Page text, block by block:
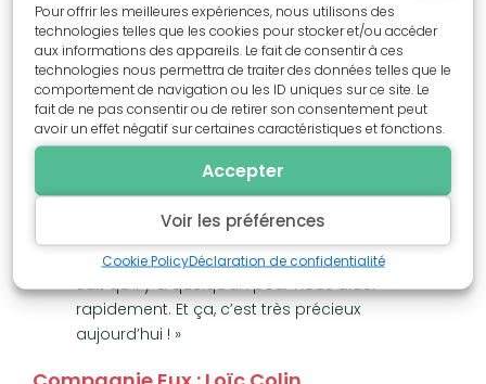
Pour offrir les meilleures expériences, nous utilisons des
technologies telles que les cookies pour stocker et/ou accéder
aux informations des appareils. Le fait de consentir à ces
technologies nous permettra de traiter des données telles que le
comportement de navigation ou les ID uniques sur ce site. Le
fait de ne pas consentir ou de retirer son consentement peut
avoir un effet négatif sur certaines caractéristiques et fonctions.
Accepter
Voir les préférences
Cookie PolicyDéclaration de confidentialité
«Ça me permet aussi de promouvoir mes
stages beaucoup plus facilement ! De
faire découvrir son art au-delà des gens
que l’on connaît, du petit milieu dans
lequel on travaille. La plateforme donne
une plus grande visibilité à mes activités. »
« Depuis le début, l’équipe de Viviarto a
toujours été présente et très réactive. On
peut leur faire entièrement confiance : au
moindre souci ou question technique, on
sait qu’il y a quelqu’un pour nous aider
rapidement. Et ça, c’est très précieux
aujourd’hui ! »